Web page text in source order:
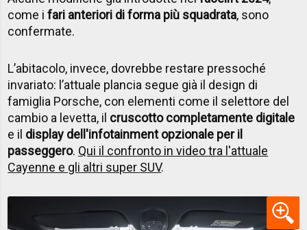
come ifari anteriori di forma più squadrata, sono
confermate.
L’abitacolo, invece, dovrebbe restare pressoché
invariato: l’attuale plancia segue già il design di
famiglia Porsche, con elementi come il selettore del
cambio a levetta, il cruscotto completamente digitale
e il display dell'infotainment opzionale per il
passeggero. Qui il confronto in video tra l'attuale
Cayenne e gli altri super SUV.